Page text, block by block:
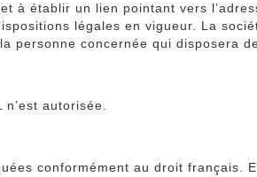
à établir un lien pointant vers
légales en vigueur. La
personne concernée qui disposera
autorisée.
conformément au droit français.